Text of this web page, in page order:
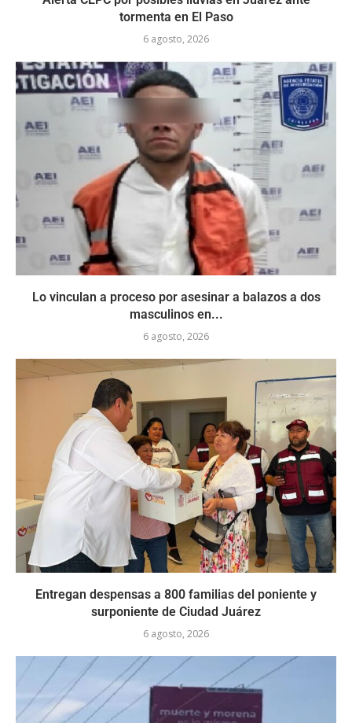
tormenta en El Paso
6 agosto, 2026
Lo vinculan a proceso por asesinar a balazos a dos
masculinos en...
6 agosto, 2026
Entregan despensas a 800 familias del poniente y
surponiente de Ciudad Juárez
6 agosto, 2026